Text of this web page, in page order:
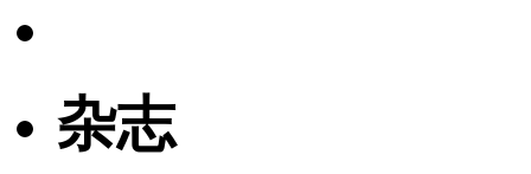
杂志